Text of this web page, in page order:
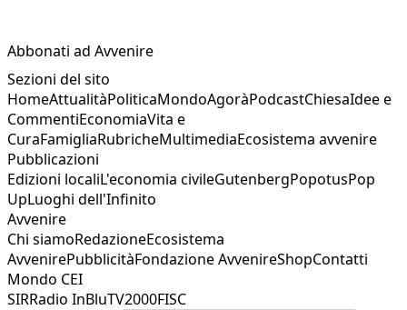
Abbonati ad Avvenire
Sezioni del sito
HomeAttualitàPoliticaMondoAgoràPodcastChiesaIdee e
CommentiEconomiaVita e
CuraFamigliaRubricheMultimediaEcosistema avvenire
Pubblicazioni
Edizioni localiL'economia civileGutenbergPopotusPop
UpLuoghi dell'Infinito
Avvenire
Chi siamoRedazioneEcosistema
AvvenirePubblicitàFondazione AvvenireShopContatti
Mondo CEI
SIRRadio InBluTV2000FISC